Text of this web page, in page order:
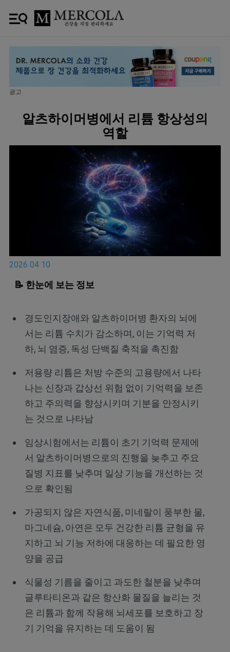
광고
알츠하이머병에서 리튬 항상성의
역할
2026 04 10
📝 한눈에 보는 정보
경도인지장애와 알츠하이머병 환자의 뇌에
서는 리튬 수치가 감소하며, 이는 기억력 저
하, 뇌 염증, 독성 단백질 축적을 촉진함
저용량 리튬은 처방 수준의 고용량에서 나타
나는 신장과 갑상선 위험 없이 기억력을 보존
하고 주의력을 향상시키며 기분을 안정시키
는 것으로 나타남
임상시험에서는 리튬이 초기 기억력 문제에
서 알츠하이머병으로의 진행을 늦추고 주요
질병 지표를 낮추며 일상 기능을 개선하는 것
으로 확인됨
가공되지 않은 자연식품, 미네랄이 풍부한 물,
마그네슘, 아연은 모두 건강한 리튬 균형을 유
지하고 뇌 기능 저하에 대응하는 데 필요한 영
양을 공급
식물성 기름을 줄이고 과도한 철분을 낮추며
글루타티온과 같은 항산화 물질을 늘리는 것
은 리튬과 함께 작용해 뇌세포를 보호하고 장
기 기억을 유지하는 데 도움이 됨